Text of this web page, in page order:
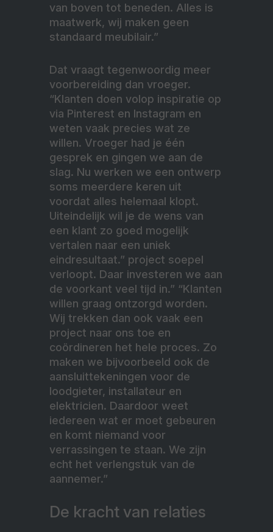
van boven tot beneden. Alles is
maatwerk, wij maken geen
standaard meubilair.”
Dat vraagt tegenwoordig meer
voorbereiding dan vroeger.
“Klanten doen volop inspiratie op
via Pinterest en Instagram en
weten vaak precies wat ze
willen. Vroeger had je één
gesprek en gingen we aan de
slag. Nu werken we een ontwerp
soms meerdere keren uit
voordat alles helemaal klopt.
Uiteindelijk wil je de wens van
een klant zo goed mogelijk
vertalen naar een uniek
eindresultaat.” project soepel
verloopt. Daar investeren we aan
de voorkant veel tijd in.” “Klanten
willen graag ontzorgd worden.
Wij trekken dan ook vaak een
project naar ons toe en
coördineren het hele proces. Zo
maken we bijvoorbeeld ook de
aansluittekeningen voor de
loodgieter, installateur en
elektricien. Daardoor weet
iedereen wat er moet gebeuren
en komt niemand voor
verrassingen te staan. We zijn
echt het verlengstuk van de
aannemer.”
De kracht van relaties